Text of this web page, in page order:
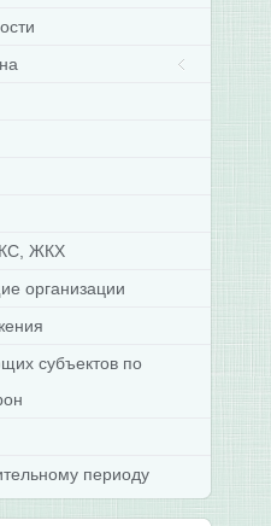
ЖКХ
организации
субъектов по
периоду